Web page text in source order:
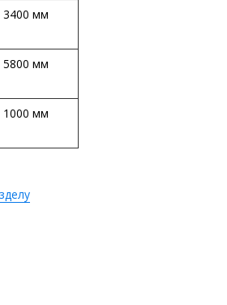
3400 мм
5800 мм
1000 мм